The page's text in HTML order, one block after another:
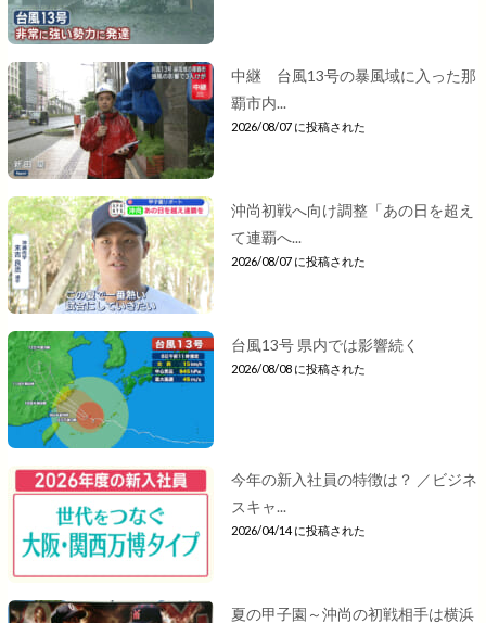
中継 台風13号の暴風域に入った那
覇市内...
2026/08/07 に投稿された
沖尚初戦へ向け調整「あの日を超え
て連覇へ...
2026/08/07 に投稿された
台風13号 県内では影響続く
2026/08/08 に投稿された
今年の新入社員の特徴は？ ／ビジネ
スキャ...
2026/04/14 に投稿された
夏の甲子園～沖尚の初戦相手は横浜